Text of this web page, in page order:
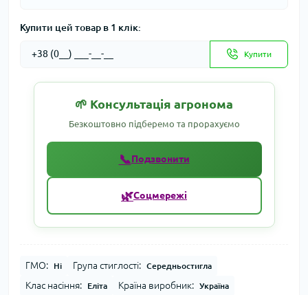
Купити цей товар в 1 клік:
Купити
🌱 Консультація агронома
Безкоштовно підберемо та прорахуємо
📞Подзвонити
🌿Соцмережі
ГМО: Ні Група стиглості: Середньостигла
Клас насіння: Еліта Країна виробник: Україна